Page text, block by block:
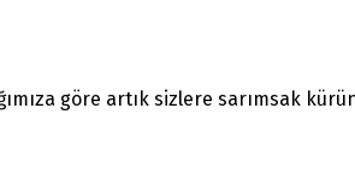
göre artık sizlere sarımsak